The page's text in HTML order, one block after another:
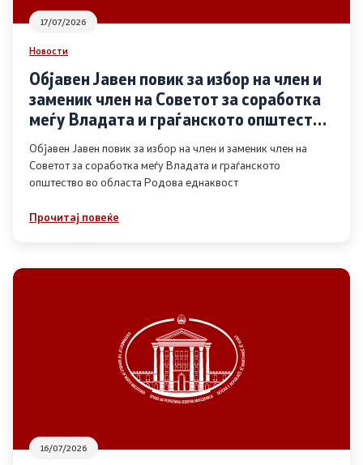
Дијалог меѓу Владата и граѓанскиот сектор
Отворени денови за иницијативи на граѓанските
организации
Финансиска поддршка
17/07/2026
Новости
Објавен Јавен повик за избор на член и
заменик член на Советот за соработка
меѓу Владата и граѓанското општество
во областа Родова еднаквост
Објавен Јавен повик за избор на член и заменик член на
Советот за соработка меѓу Владата и граѓанското
општество во областа Родова еднаквост
Прочитај повеќе
16/07/2026